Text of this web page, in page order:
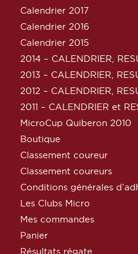
Calendrier 2017
Calendrier 2016
Calendrier 2015
2014 – CALENDRIER,
2013 – CALENDRIER,
2012 – CALENDRIER,
2011 – CALENDRIER et
MicroCup Quiberon 2010
Boutique
Classement coureur
Classement coureurs
Conditions générales
Les Clubs Micro
Mes commandes
Panier
Résultats régate